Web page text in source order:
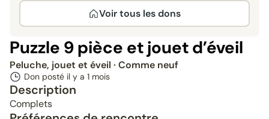
Voir tous les dons
Puzzle 9 pièce et jouet d’éveil
Peluche, jouet et éveil · Comme neuf
Don posté il y a 1 mois
Description
Complets